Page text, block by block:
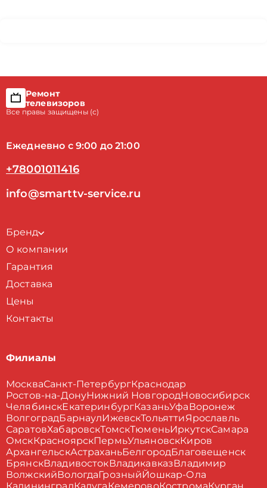
Ремонт
телевизоров
Все правы защищены (с)
Ежедневно с 9:00 до 21:00
+78001011416
info@smarttv-service.ru
Бренд
О компании
Гарантия
Доставка
Цены
Контакты
Филиалы
МоскваСанкт-ПетербургКраснодар
Ростов-на-ДонуНижний НовгородНовосибирск
ЧелябинскЕкатеринбургКазаньУфа Воронеж
ВолгоградБарнаулИжевскТольяттиЯрославль
СаратовХабаровскТомскТюменьИркутскСамара
ОмскКрасноярскПермьУльяновскКиров
АрхангельскАстраханьБелгородБлаговещенск
БрянскВладивостокВладикавказВладимир
ВолжскийВологдаГрозныйЙошкар-Ола